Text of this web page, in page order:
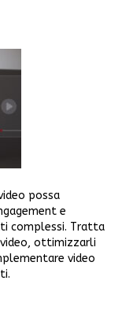
possa
e
complessi. Tratta
ottimizzarli
video